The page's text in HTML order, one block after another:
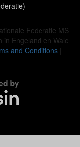
Federatie MS
in Engeland en Wale
and Conditions|